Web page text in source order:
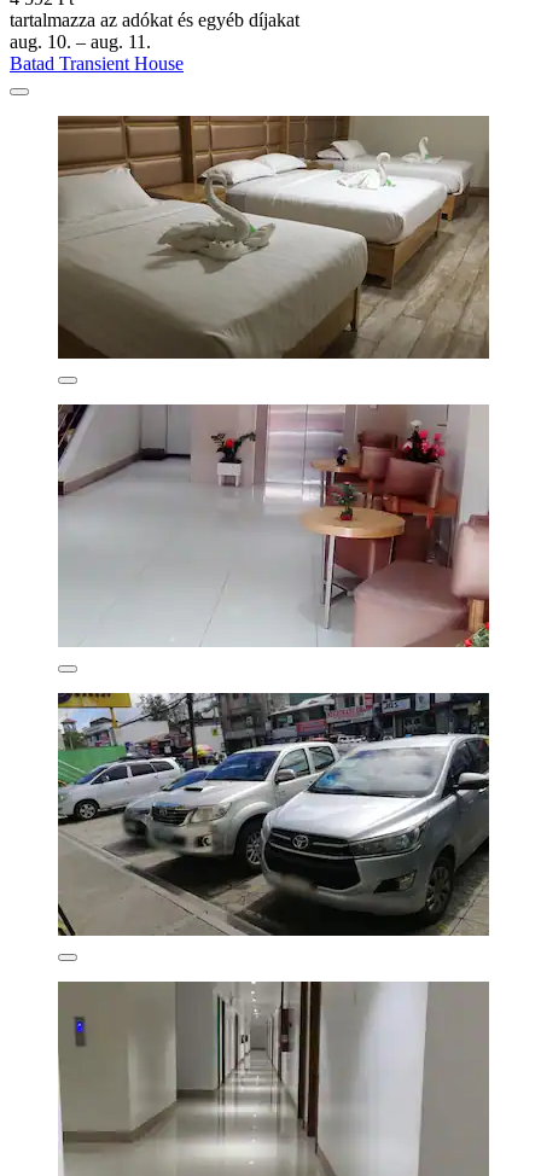
tartalmazza az adókat és egyéb díjakat
aug. 10. – aug. 11.
Batad Transient House